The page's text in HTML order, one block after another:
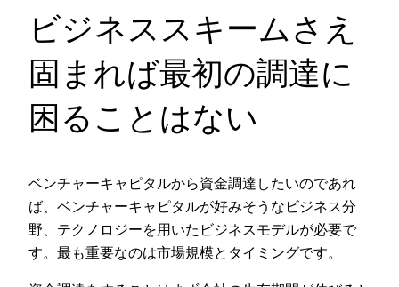
ビジネススキームさえ
固まれば最初の調達に
困ることはない
ベンチャーキャピタルから資金調達したいのであれ
ば、ベンチャーキャピタルが好みそうなビジネス分
野、テクノロジーを用いたビジネスモデルが必要で
す。最も重要なのは市場規模とタイミングです。